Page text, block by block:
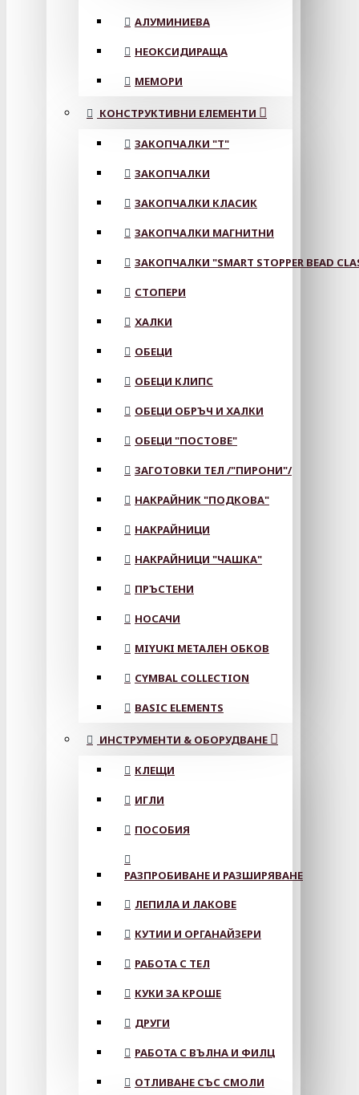
АЛУМИНИЕВА
НЕОКСИДИРАЩА
МЕМОРИ
КОНСТРУКТИВНИ ЕЛЕМЕНТИ
ЗАКОПЧАЛКИ "Т"
ЗАКОПЧАЛКИ
ЗАКОПЧАЛКИ КЛАСИК
ЗАКОПЧАЛКИ МАГНИТНИ
ЗАКОПЧАЛКИ "SMART STOPPER BEAD
СТОПЕРИ
ХАЛКИ
ОБЕЦИ
ОБЕЦИ КЛИПС
ОБЕЦИ ОБРЪЧ И ХАЛКИ
ОБЕЦИ "ПОСТОВЕ"
ЗАГОТОВКИ ТЕЛ /"ПИРОНИ"/
НАКРАЙНИК "ПОДКОВА"
НАКРАЙНИЦИ
НАКРАЙНИЦИ "ЧАШКА"
ПРЪСТЕНИ
НОСАЧИ
MIYUKI МЕТАЛЕН ОБКОВ
CYMBAL COLLECTION
BASIC ELEMENTS
ИНСТРУМЕНТИ & ОБОРУДВАНЕ
КЛЕЩИ
ИГЛИ
ПОСОБИЯ
РАЗПРОБИВАНЕ И РАЗШИРЯВАНЕ
ЛЕПИЛА И ЛАКОВЕ
КУТИИ И ОРГАНАЙЗЕРИ
РАБОТА С ТЕЛ
КУКИ ЗА КРОШЕ
ДРУГИ
РАБОТА С ВЪЛНА И ФИЛЦ
ОТЛИВАНЕ СЪС СМОЛИ